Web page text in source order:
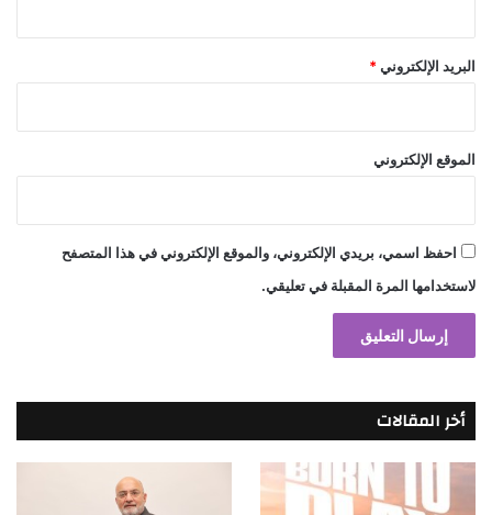
البريد الإلكتروني *
الموقع الإلكتروني
احفظ اسمي، بريدي الإلكتروني، والموقع الإلكتروني في هذا المتصفح
لاستخدامها المرة المقبلة في تعليقي.
أخر المقالات